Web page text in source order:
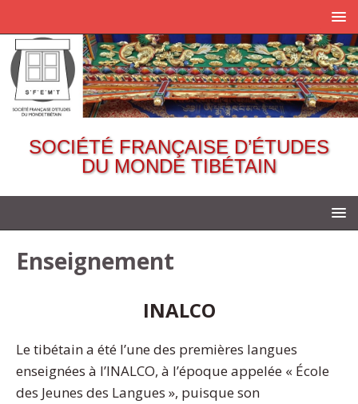
SOCIÉTÉ FRANÇAISE D’ÉTUDES
DU MONDE TIBÉTAIN
Enseignement
INALCO
Le tibétain a été l’une des premières langues
enseignées à l’INALCO, à l’époque appelée « École
des Jeunes des Langues », puisque son